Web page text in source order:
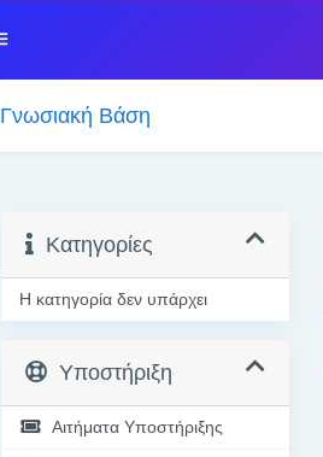
Γνωσιακή Βάση
Κατηγορίες
Η κατηγορία δεν υπάρχει
Υποστήριξη
Αιτήματα Υποστήριξης